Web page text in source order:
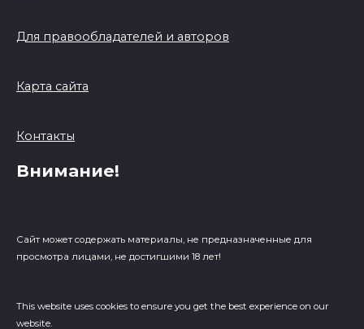
Для правообладателей и авторов
Карта сайта
Контакты
Внимание!
Сайт может содержать материалы, не предназначенные для
просмотра лицами, не достигшими 18 лет!
This website uses cookies to ensure you get the best experience on our
website.